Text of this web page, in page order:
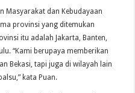
Masyarakat dan Kebudayaan
provinsi yang ditemukan
itu adalah Jakarta, Banten,
“Kami berupaya memberikan
Bekasi, tapi juga di wilayah lain
kata Puan.